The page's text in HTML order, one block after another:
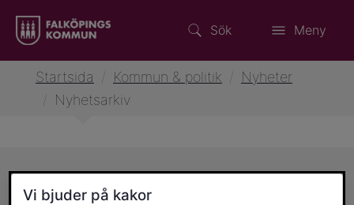
Sök Meny
Startsida Kommun & politik
Nyheter
Nyhetsarkiv
Sidans innehåll
Vi bjuder på kakor